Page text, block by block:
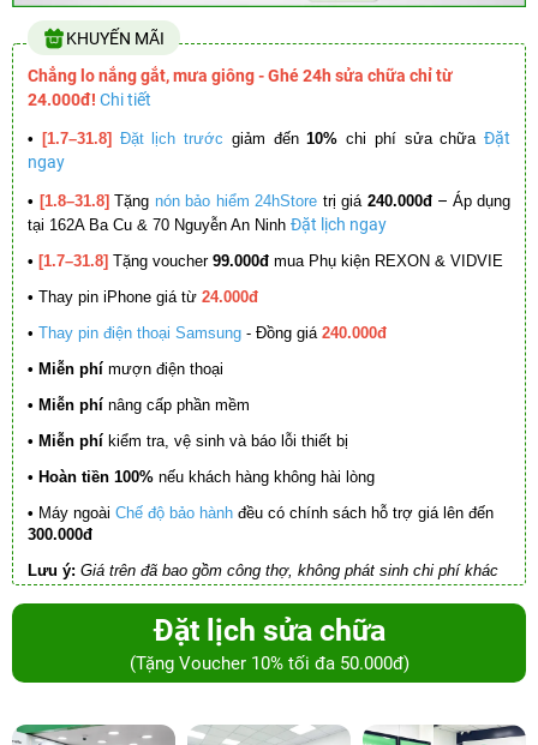
KHUYẾN MÃI
Chẳng lo nắng gắt, mưa giông - Ghé 24h sửa chữa chỉ từ
24.000đ! Chi tiết
• [1.7–31.8] Đặt lịch trước giảm đến10% chi phí sửa chữa Đặt
ngay
• [1.8–31.8] Tặng nón bảo hiểm 24hStore trị giá 240.000đ – Áp dụng
tại 162A Ba Cu & 70 Nguyễn An Ninh Đặt lịch ngay
• [1.7–31.8] Tặng voucher 99.000đ mua Phụ kiện REXON & VIDVIE
• Thay pin iPhone giá từ 24.000đ
• Thay pin điện thoại Samsung - Đồng giá 240.000đ
• Miễn phí mượn điện thoại
• Miễn phí nâng cấp phần mềm
• Miễn phí kiểm tra, vệ sinh và báo lỗi thiết bị
• Hoàn tiền 100% nếu khách hàng không hài lòng
• Máy ngoài Chế độ bảo hành đều có chính sách hỗ trợ giá lên đến
300.000đ
Lưu ý: Giá trên đã bao gồm công thợ, không phát sinh chi phí khác
Đặt lịch sửa chữa
(Tặng Voucher 10% tối đa 50.000đ)